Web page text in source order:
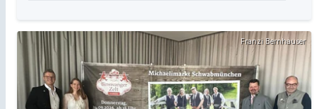
Franzi Bernhauser